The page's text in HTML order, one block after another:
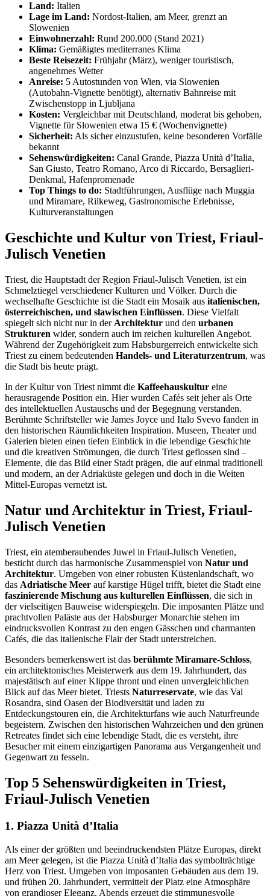
Land: Italien
Lage im Land: Nordost-Italien, am Meer, grenzt an
Slowenien
Einwohnerzahl: Rund 200.000 (Stand 2021)
Klima: Gemäßigtes mediterranes Klima
Beste Reisezeit: Frühjahr (März), weniger touristisch,
angenehmes Wetter
Anreise: 5 Autostunden von Wien, via Slowenien
(Autobahn-Vignette benötigt), alternativ Bahnreise mit
Zwischenstopp in Ljubljana
Kosten: Vergleichbar mit Deutschland, moderat bis gehoben,
Vignette für Slowenien etwa 15 € (Wochenvignette)
Sicherheit: Als sicher einzustufen, keine besonderen Vorfälle
bekannt
Sehenswürdigkeiten: Canal Grande, Piazza Unità d’Italia,
San Giusto, Teatro Romano, Arco di Riccardo, Bersaglieri-
Denkmal, Hafenpromenade
Top Things to do: Stadtführungen, Ausflüge nach Muggia
und Miramare, Rilkeweg, Gastronomische Erlebnisse,
Kulturveranstaltungen
Geschichte und Kultur von Triest, Friaul-
Julisch Venetien
Triest, die Hauptstadt der Region Friaul-Julisch Venetien, ist ein
Schmelztiegel verschiedener Kulturen und Völker. Durch die
wechselhafte Geschichte ist die Stadt ein Mosaik aus italienischen,
österreichischen, und slawischen Einflüssen. Diese Vielfalt
spiegelt sich nicht nur in der Architektur und den urbanen
Strukturen wider, sondern auch im reichen kulturellen Angebot.
Während der Zugehörigkeit zum Habsburgerreich entwickelte sich
Triest zu einem bedeutenden Handels- und Literaturzentrum, was
die Stadt bis heute prägt.
In der Kultur von Triest nimmt die Kaffeehauskultur eine
herausragende Position ein. Hier wurden Cafés seit jeher als Orte
des intellektuellen Austauschs und der Begegnung verstanden.
Berühmte Schriftsteller wie James Joyce und Italo Svevo fanden in
den historischen Räumlichkeiten Inspiration. Museen, Theater und
Galerien bieten einen tiefen Einblick in die lebendige Geschichte
und die kreativen Strömungen, die durch Triest geflossen sind –
Elemente, die das Bild einer Stadt prägen, die auf einmal traditionell
und modern, an der Adriaküste gelegen und doch in die Weiten
Mittel-Europas vernetzt ist.
Natur und Architektur in Triest, Friaul-
Julisch Venetien
Triest, ein atemberaubendes Juwel in Friaul-Julisch Venetien,
besticht durch das harmonische Zusammenspiel von Natur und
Architektur. Umgeben von einer robusten Küstenlandschaft, wo
das Adriatische Meer auf karstige Hügel trifft, bietet die Stadt eine
faszinierende Mischung aus kulturellen Einflüssen, die sich in
der vielseitigen Bauweise widerspiegeln. Die imposanten Plätze und
prachtvollen Paläste aus der Habsburger Monarchie stehen im
eindrucksvollen Kontrast zu den engen Gässchen und charmanten
Cafés, die das italienische Flair der Stadt unterstreichen.
Besonders bemerkenswert ist das berühmte Miramare-Schloss,
ein architektonisches Meisterwerk aus dem 19. Jahrhundert, das
majestätisch auf einer Klippe thront und einen unvergleichlichen
Blick auf das Meer bietet. Triests Naturreservate, wie das Val
Rosandra, sind Oasen der Biodiversität und laden zu
Entdeckungstouren ein, die Architekturfans wie auch Naturfreunde
begeistern. Zwischen den historischen Wahrzeichen und den grünen
Retreates findet sich eine lebendige Stadt, die es versteht, ihre
Besucher mit einem einzigartigen Panorama aus Vergangenheit und
Gegenwart zu fesseln.
Top 5 Sehenswürdigkeiten in Triest,
Friaul-Julisch Venetien
1. Piazza Unità d’Italia
Als einer der größten und beeindruckendsten Plätze Europas, direkt
am Meer gelegen, ist die Piazza Unità d’Italia das symbolträchtige
Herz von Triest. Umgeben von imposanten Gebäuden aus dem 19.
und frühen 20. Jahrhundert, vermittelt der Platz eine Atmosphäre
von grandioser Eleganz. Abends erzeugt die stimmungsvolle